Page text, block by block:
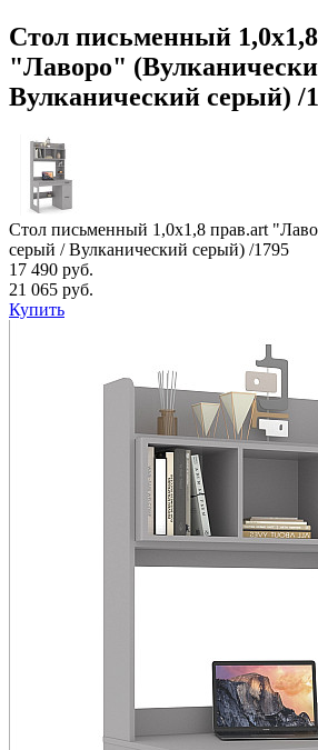
Стол письменный
"Лаворо"
Вулканический серый) /
Стол письменный 1,0х1,8 прав.art
серый / Вулканический серый) /1795
17 490 руб.
21 065 руб.
Купить